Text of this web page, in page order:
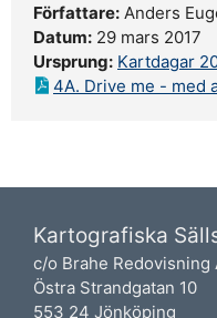
Författare: Anders
Datum: 29 mars 2017
Ursprung: Kartdagar
4A. Drive me - med
Kartografiska
c/o Brahe Redovisning
Östra Strandgatan 10
553 24 Jönköping